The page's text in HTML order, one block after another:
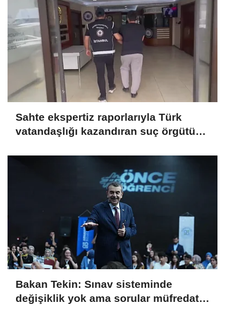
Sahte ekspertiz raporlarıyla Türk
vatandaşlığı kazandıran suç örgütüne
Bakan Tekin: Sınav sisteminde
değişiklik yok ama sorular müfredata